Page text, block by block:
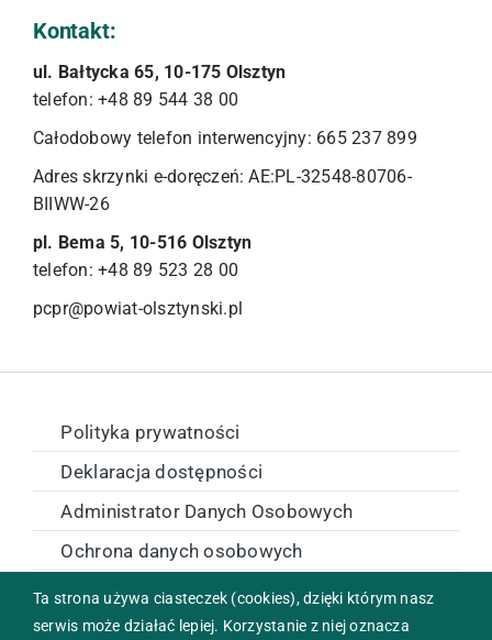
Kontakt:
ul. Bałtycka 65, 10-175 Olsztyn
telefon: +48 89 544 38 00
Całodobowy telefon interwencyjny: 665 237 899
Adres skrzynki e-doręczeń: AE:PL-32548-80706-
BIIWW-26
pl. Bema 5, 10-516 Olsztyn
telefon: +48 89 523 28 00
pcpr@powiat-olsztynski.pl
Polityka prywatności
Deklaracja dostępności
Administrator Danych Osobowych
Ochrona danych osobowych
Zamówienia publiczne
Ta strona używa ciasteczek (cookies), dzięki którym nasz
serwis może działać lepiej. Korzystanie z niej oznacza